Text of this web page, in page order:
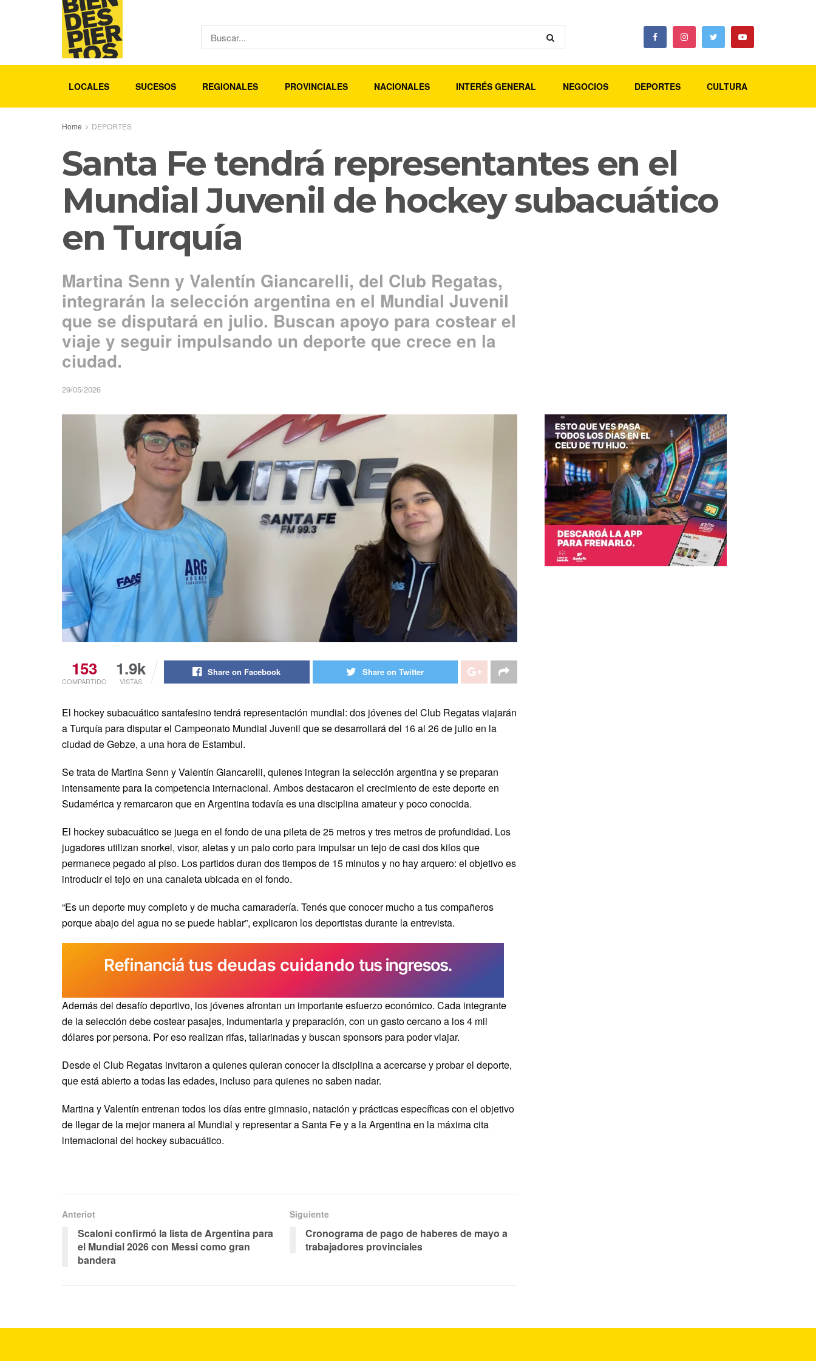
LOCALES SUCESOS REGIONALES PROVINCIALES NACIONALES INTERÉS GENERAL NEGOCIOS DEPORTES CULTURA
Home DEPORTES
Santa Fe tendrá representantes en el
Mundial Juvenil de hockey subacuático
en Turquía
Martina Senn y Valentín Giancarelli, del Club Regatas,
integrarán la selección argentina en el Mundial Juvenil
que se disputará en julio. Buscan apoyo para costear el
viaje y seguir impulsando un deporte que crece en la
ciudad.
29/05/2026
153
COMPARTIDO
1.9k
VISTAS
Share on Facebook Share on Twitter
El hockey subacuático santafesino tendrá representación mundial: dos jóvenes del Club Regatas viajarán
a Turquía para disputar el Campeonato Mundial Juvenil que se desarrollará del 16 al 26 de julio en la
ciudad de Gebze, a una hora de Estambul.
Se trata de Martina Senn y Valentín Giancarelli, quienes integran la selección argentina y se preparan
intensamente para la competencia internacional. Ambos destacaron el crecimiento de este deporte en
Sudamérica y remarcaron que en Argentina todavía es una disciplina amateur y poco conocida.
El hockey subacuático se juega en el fondo de una pileta de 25 metros y tres metros de profundidad. Los
jugadores utilizan snorkel, visor, aletas y un palo corto para impulsar un tejo de casi dos kilos que
permanece pegado al piso. Los partidos duran dos tiempos de 15 minutos y no hay arquero: el objetivo es
introducir el tejo en una canaleta ubicada en el fondo.
“Es un deporte muy completo y de mucha camaradería. Tenés que conocer mucho a tus compañeros
porque abajo del agua no se puede hablar”, explicaron los deportistas durante la entrevista.
Además del desafío deportivo, los jóvenes afrontan un importante esfuerzo económico. Cada integrante
de la selección debe costear pasajes, indumentaria y preparación, con un gasto cercano a los 4 mil
dólares por persona. Por eso realizan rifas, tallarinadas y buscan sponsors para poder viajar.
Desde el Club Regatas invitaron a quienes quieran conocer la disciplina a acercarse y probar el deporte,
que está abierto a todas las edades, incluso para quienes no saben nadar.
Martina y Valentín entrenan todos los días entre gimnasio, natación y prácticas específicas con el objetivo
de llegar de la mejor manera al Mundial y representar a Santa Fe y a la Argentina en la máxima cita
internacional del hockey subacuático.
Anteriot
Scaloni confirmó la lista de Argentina para
el Mundial 2026 con Messi como gran
bandera
Siguiente
Cronograma de pago de haberes de mayo a
trabajadores provinciales